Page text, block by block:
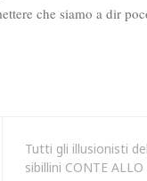
Tutti gli illusionisti
sibillini CONTE